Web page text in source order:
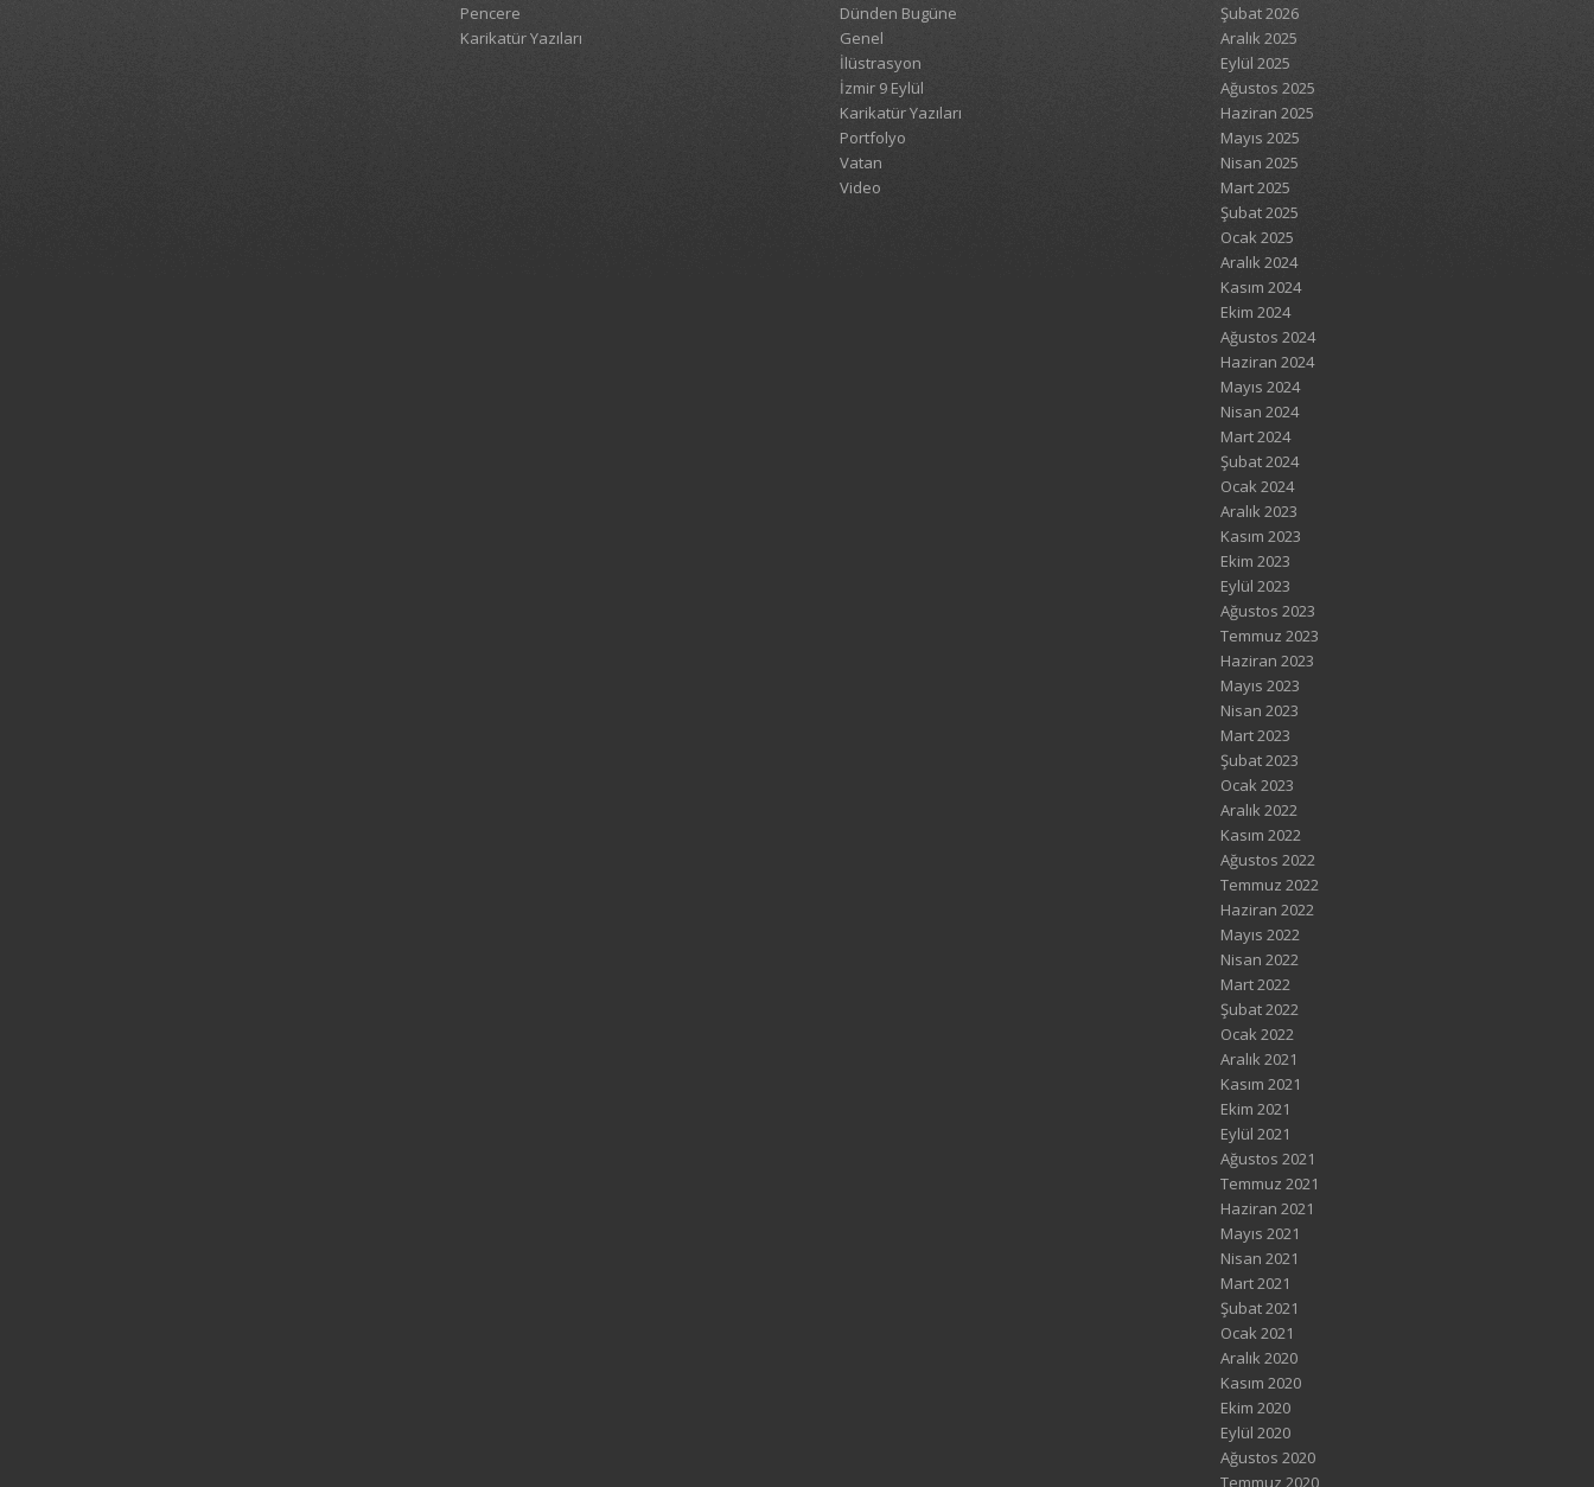
Pencere
Karikatür Yazıları
Dünden Bugüne
Genel
İlüstrasyon
İzmir 9 Eylül
Karikatür Yazıları
Portfolyo
Vatan
Video
Şubat 2026
Aralık 2025
Eylül 2025
Ağustos 2025
Haziran 2025
Mayıs 2025
Nisan 2025
Mart 2025
Şubat 2025
Ocak 2025
Aralık 2024
Kasım 2024
Ekim 2024
Ağustos 2024
Haziran 2024
Mayıs 2024
Nisan 2024
Mart 2024
Şubat 2024
Ocak 2024
Aralık 2023
Kasım 2023
Ekim 2023
Eylül 2023
Ağustos 2023
Temmuz 2023
Haziran 2023
Mayıs 2023
Nisan 2023
Mart 2023
Şubat 2023
Ocak 2023
Aralık 2022
Kasım 2022
Ağustos 2022
Temmuz 2022
Haziran 2022
Mayıs 2022
Nisan 2022
Mart 2022
Şubat 2022
Ocak 2022
Aralık 2021
Kasım 2021
Ekim 2021
Eylül 2021
Ağustos 2021
Temmuz 2021
Haziran 2021
Mayıs 2021
Nisan 2021
Mart 2021
Şubat 2021
Ocak 2021
Aralık 2020
Kasım 2020
Ekim 2020
Eylül 2020
Ağustos 2020
Temmuz 2020